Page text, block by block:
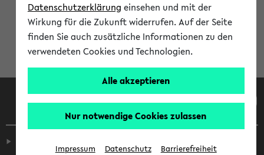
Anmeldung am eKVV
Datenschutzerklärung einsehen und mit der
Wirkung für die Zukunft widerrufen. Auf der Seite
finden Sie auch zusätzliche Informationen zu den
verwendeten Cookies und Technologien.
Alle akzeptieren
Nur notwendige Cookies zulassen
Impressum Datenschutz Barrierefreiheit